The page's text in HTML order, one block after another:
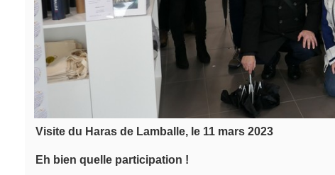
Visite du Haras de Lamballe, le 11 mars 2023
Eh bien quelle participation !